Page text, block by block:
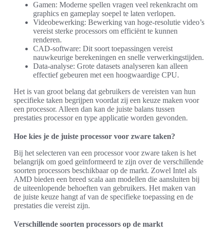
Gamen: Moderne spellen vragen veel rekenkracht om
graphics en gameplay soepel te laten verlopen.
Videobewerking: Bewerking van hoge-resolutie video’s
vereist sterke processors om efficiënt te kunnen
renderen.
CAD-software: Dit soort toepassingen vereist
nauwkeurige berekeningen en snelle verwerkingstijden.
Data-analyse: Grote datasets analyseren kan alleen
effectief gebeuren met een hoogwaardige CPU.
Het is van groot belang dat gebruikers de vereisten van hun
specifieke taken begrijpen voordat zij een keuze maken voor
een processor. Alleen dan kan de juiste balans tussen
prestaties processor en type applicatie worden gevonden.
Hoe kies je de juiste processor voor zware taken?
Bij het selecteren van een processor voor zware taken is het
belangrijk om goed geïnformeerd te zijn over de verschillende
soorten processors beschikbaar op de markt. Zowel Intel als
AMD bieden een breed scala aan modellen die aansluiten bij
de uiteenlopende behoeften van gebruikers. Het maken van
de juiste keuze hangt af van de specifieke toepassing en de
prestaties die vereist zijn.
Verschillende soorten processors op de markt